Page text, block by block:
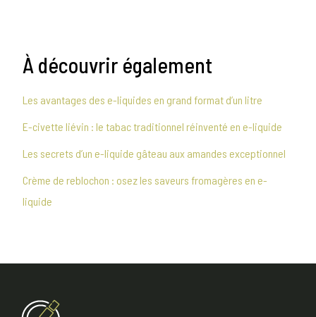
À découvrir également
Les avantages des e-liquides en grand format d’un litre
E-civette liévin : le tabac traditionnel réinventé en e-liquide
Les secrets d’un e-liquide gâteau aux amandes exceptionnel
Crème de reblochon : osez les saveurs fromagères en e-
liquide